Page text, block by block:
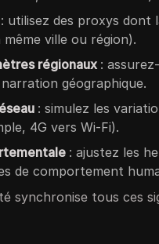
: utilisez des proxys dont
ville ou région).
régionaux:
géographique.
: simulez les
4G vers Wi-Fi).
: ajustez les
de comportement
synchronise tous ces